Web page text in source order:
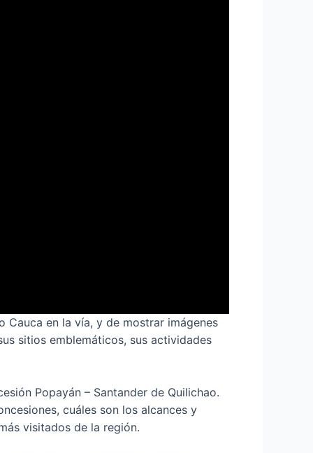
en la vía, y de mostrar imágenes
sitios emblemáticos, sus actividades
Popayán – Santander de Quilichao.
cuáles son los alcances y
visitados de la región.